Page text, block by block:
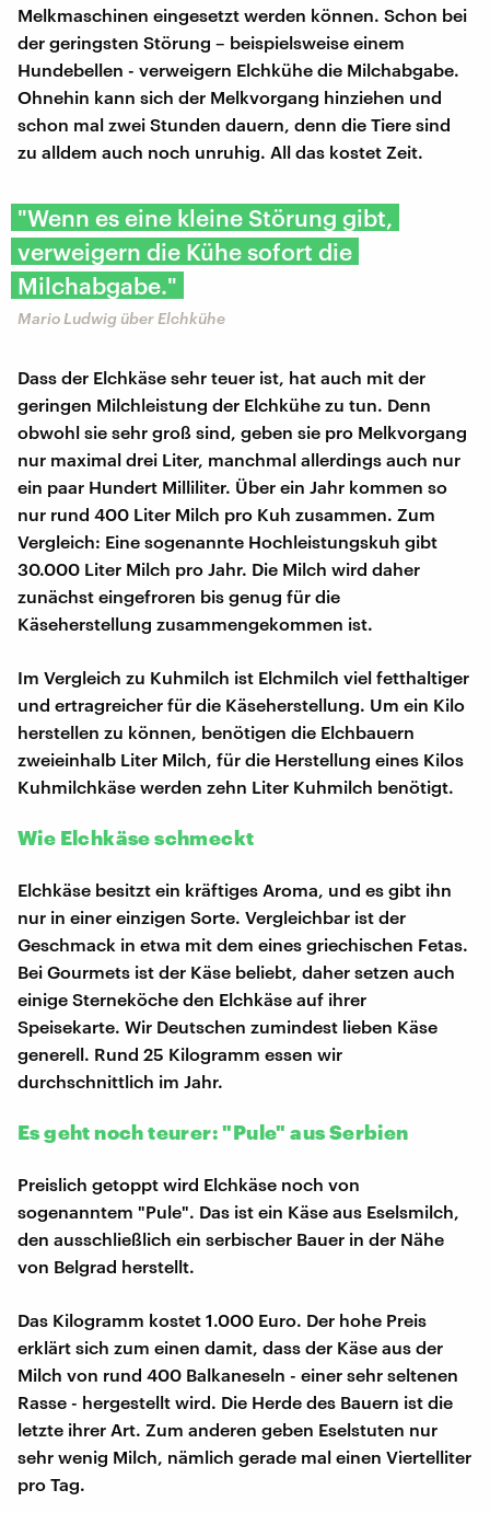
Melkmaschinen eingesetzt werden können. Schon bei
der geringsten Störung – beispielsweise einem
Hundebellen - verweigern Elchkühe die Milchabgabe.
Ohnehin kann sich der Melkvorgang hinziehen und
schon mal zwei Stunden dauern, denn die Tiere sind
zu alldem auch noch unruhig. All das kostet Zeit.
"Wenn es eine kleine Störung gibt,
verweigern die Kühe sofort die
Milchabgabe."
Mario Ludwig über Elchkühe
Dass der Elchkäse sehr teuer ist, hat auch mit der
geringen Milchleistung der Elchkühe zu tun. Denn
obwohl sie sehr groß sind, geben sie pro Melkvorgang
nur maximal drei Liter, manchmal allerdings auch nur
ein paar Hundert Milliliter. Über ein Jahr kommen so
nur rund 400 Liter Milch pro Kuh zusammen. Zum
Vergleich: Eine sogenannte Hochleistungskuh gibt
30.000 Liter Milch pro Jahr. Die Milch wird daher
zunächst eingefroren bis genug für die
Käseherstellung zusammengekommen ist.
Im Vergleich zu Kuhmilch ist Elchmilch viel fetthaltiger
und ertragreicher für die Käseherstellung. Um ein Kilo
herstellen zu können, benötigen die Elchbauern
zweieinhalb Liter Milch, für die Herstellung eines Kilos
Kuhmilchkäse werden zehn Liter Kuhmilch benötigt.
Wie Elchkäse schmeckt
Elchkäse besitzt ein kräftiges Aroma, und es gibt ihn
nur in einer einzigen Sorte. Vergleichbar ist der
Geschmack in etwa mit dem eines griechischen Fetas.
Bei Gourmets ist der Käse beliebt, daher setzen auch
einige Sterneköche den Elchkäse auf ihrer
Speisekarte. Wir Deutschen zumindest lieben Käse
generell. Rund 25 Kilogramm essen wir
durchschnittlich im Jahr.
Es geht noch teurer: "Pule" aus Serbien
Preislich getoppt wird Elchkäse noch von
sogenanntem "Pule". Das ist ein Käse aus Eselsmilch,
den ausschließlich ein serbischer Bauer in der Nähe
von Belgrad herstellt.
Das Kilogramm kostet 1.000 Euro. Der hohe Preis
erklärt sich zum einen damit, dass der Käse aus der
Milch von rund 400 Balkaneseln - einer sehr seltenen
Rasse - hergestellt wird. Die Herde des Bauern ist die
letzte ihrer Art. Zum anderen geben Eselstuten nur
sehr wenig Milch, nämlich gerade mal einen Viertelliter
pro Tag.